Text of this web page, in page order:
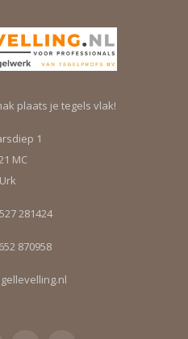
plaats je tegels vlak!
1
MC
Urk
281424
870958